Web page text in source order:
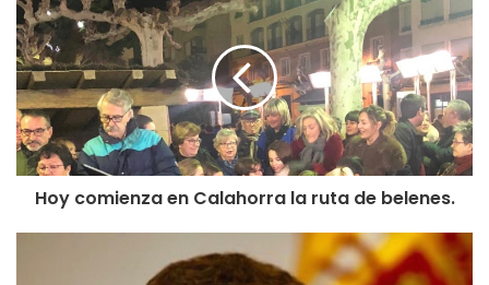
Hoy comienza en Calahorra la ruta de belenes.